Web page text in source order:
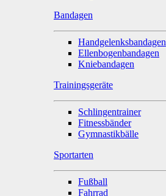
Bandagen
Handgelenksbandagen
Ellenbogenbandagen
Kniebandagen
Trainingsgeräte
Schlingentrainer
Fitnessbänder
Gymnastikbälle
Sportarten
Fußball
Fahrrad